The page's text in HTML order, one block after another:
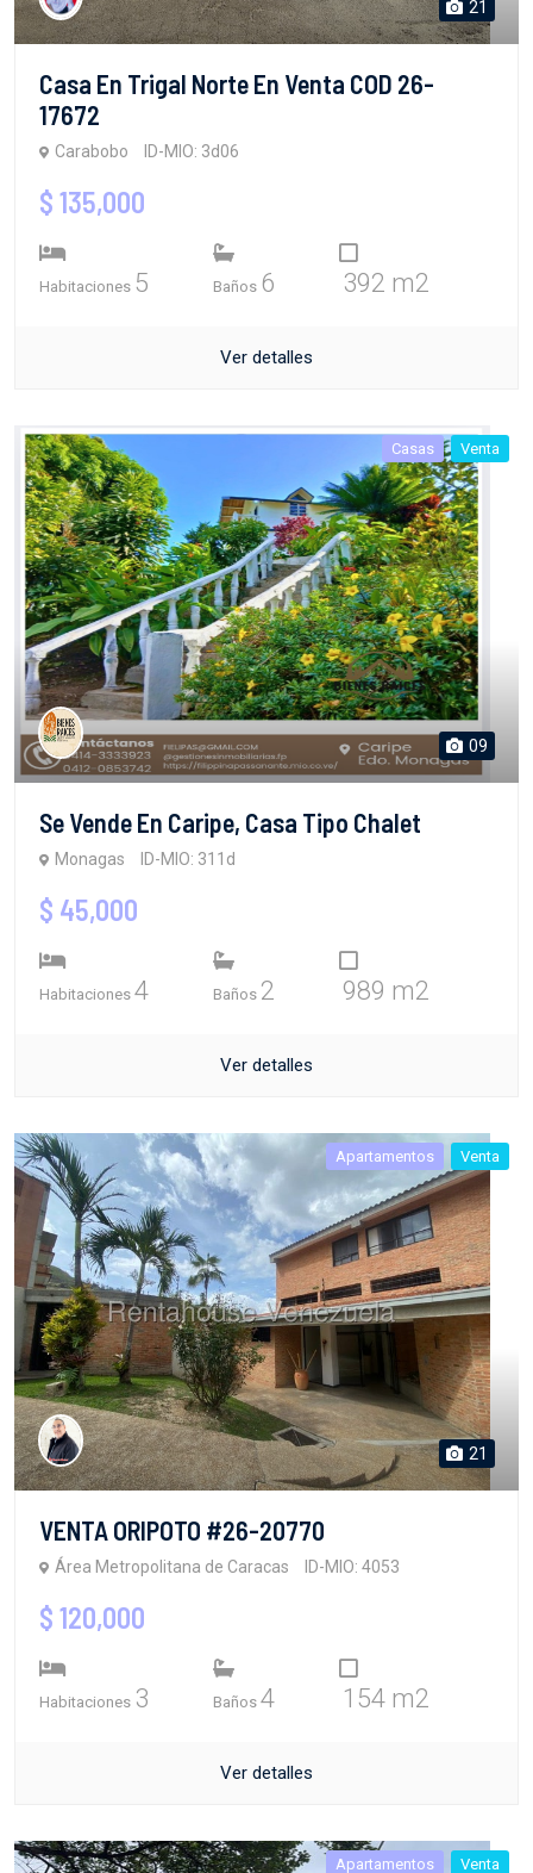
21
Casa En Trigal Norte En Venta COD 26-
17672
Carabobo ID-MIO: 3d06
$ 135,000
Habitaciones 5 Baños 6 392 m2
Ver detalles
Casas Venta
09
Se Vende En Caripe, Casa Tipo Chalet
Monagas ID-MIO: 311d
$ 45,000
Habitaciones 4 Baños 2 989 m2
Ver detalles
Apartamentos Venta
21
VENTA ORIPOTO #26-20770
Área Metropolitana de Caracas ID-MIO: 4053
$ 120,000
Habitaciones 3 Baños 4 154 m2
Ver detalles
Apartamentos Venta